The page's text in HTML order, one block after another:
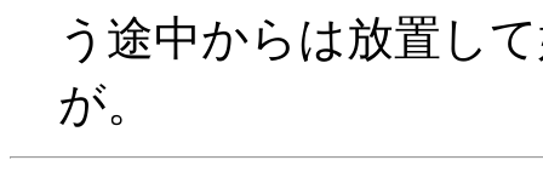
う途中からは放置し
が。